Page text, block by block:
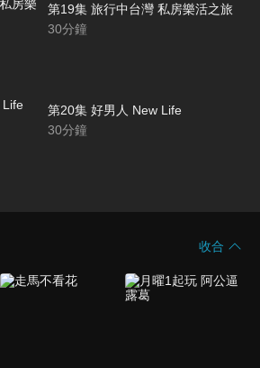
第19集 旅行中台灣 私房樂活之旅
30分鐘
第20集 好男人 New Life
30分鐘
收合